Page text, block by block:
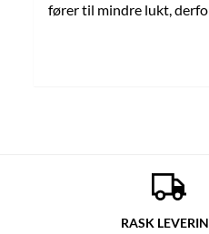
fører til mindre lukt,
RASK